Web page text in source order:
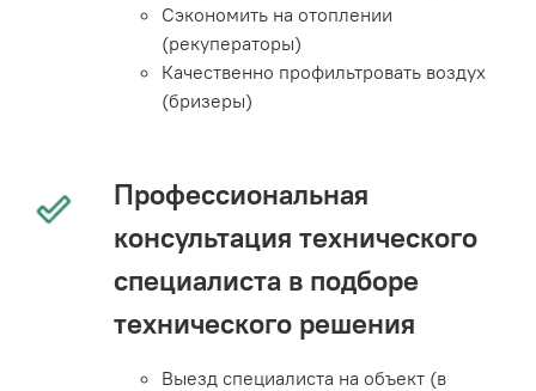
Сэкономить на отоплении
(рекуператоры)
Качественно профильтровать воздух
(бризеры)
Профессиональная
консультация технического
специалиста в подборе
технического решения
Выезд специалиста на объект (в